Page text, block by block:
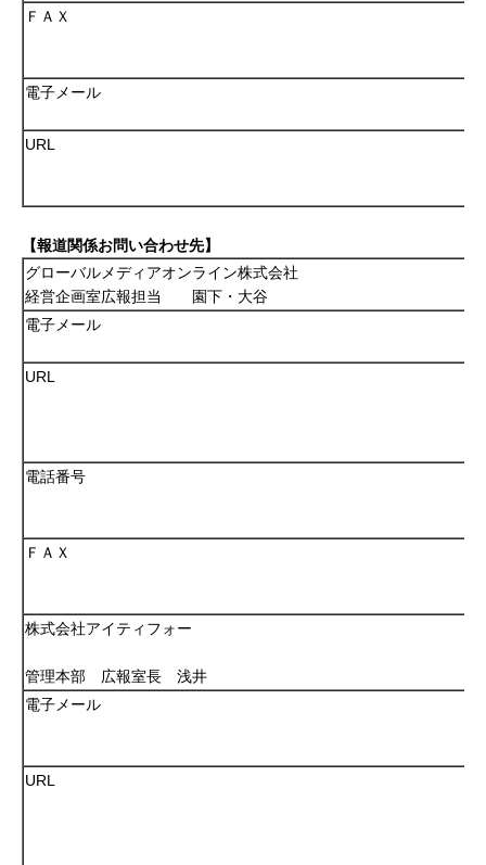
ＦＡＸ
電子メール
URL
【報道関係お問い合わせ先】
グローバルメディアオンライン株式会社
経営企画室広報担当 園下・大谷
電子メール
URL
電話番号
ＦＡＸ
株式会社アイティフォー
管理本部 広報室長 浅井
電子メール
URL